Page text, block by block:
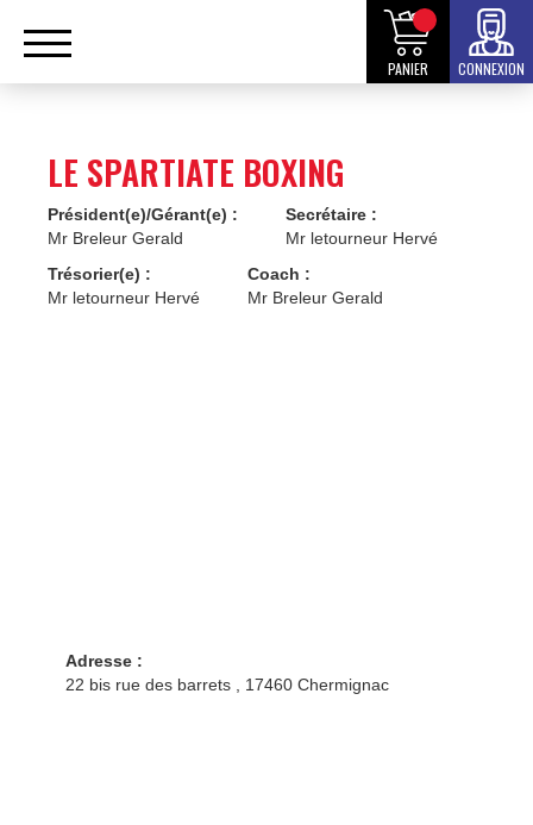
PANIER CONNEXION
LE SPARTIATE BOXING
Président(e)/Gérant(e) :
Mr Breleur Gerald
Secrétaire :
Mr letourneur Hervé
Trésorier(e) :
Mr letourneur Hervé
Coach :
Mr Breleur Gerald
Adresse :
22 bis rue des barrets , 17460 Chermignac